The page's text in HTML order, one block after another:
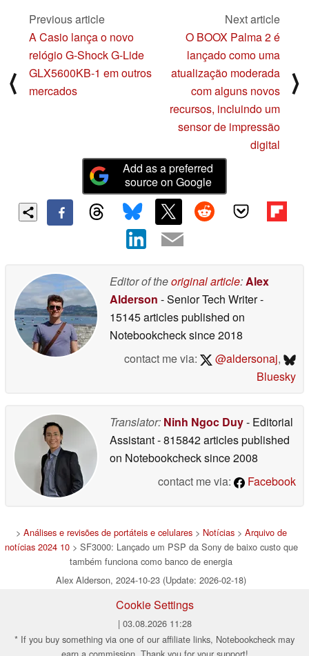
⟨
Previous article
A Casio lança o novo
relógio G-Shock G-Lide
GLX5600KB-1 em outros
mercados
Next article
O BOOX Palma 2 é
lançado como uma
atualização moderada
com alguns novos
recursos, incluindo um
sensor de impressão
digital
⟩
Add as a preferred
source on Google
Editor of theoriginal article:Alex
Alderson - Senior Tech Writer-
15145 articles published on
Notebookchecksince 2018
contact me via:
@aldersonaj,
Bluesky
Translator: Ninh Ngoc Duy- Editorial
Assistant- 815842 articles published
on Notebookchecksince 2008
contact me via:
Facebook
> Análises e revisões de portáteis e celulares> Notícias> Arquivo de
notícias 2024 10> SF3000: Lançado um PSP da Sony de baixo custo que
também funciona como banco de energia
Alex Alderson, 2024-10-23 (Update: 2026-02-18)
Cookie Settings
| 03.08.2026 11:28
* If you buy something via one of our affiliate links, Notebookcheck may